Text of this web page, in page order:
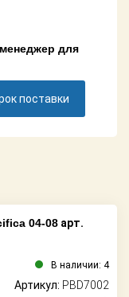
для
поставки
04-08 арт.
В наличии: 4
Артикул: PBD7002